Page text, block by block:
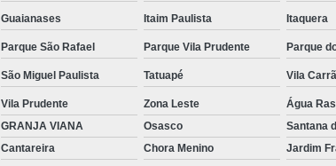
Manutenção de Piscinas
Manutenção de Piscinas Residenciais
Manutenção para Piscina em Condomínio
Limpeza de Piscina com Ozônio
Limpeza de Piscina para Construtora
Guaianases Itaim Paulista Itaquera
Parque São Rafael Parque Vila Prudente Parque
São Miguel Paulista Tatuapé Vila
Vila Prudente Zona Leste
Água
GRANJA VIANA Osasco Santana
Cantareira Chora Menino Jardim